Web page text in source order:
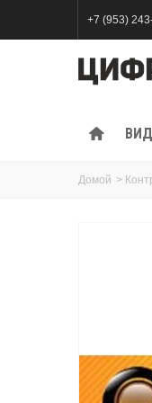
+7 (953)
Домой >